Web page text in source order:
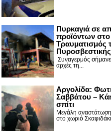
Πυρκαγιά σε
προϊόντων
Τραυματισμός
Συναγερμός
αρχές τη...
Αργολίδα:
Σαββάτου –
σπίτι
Μεγάλη
στο χωριό